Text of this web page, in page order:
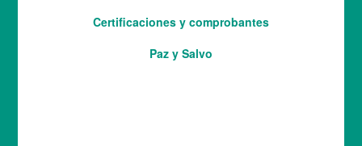
ServicesCertificaciones y comprobantes
Paz y Salvo